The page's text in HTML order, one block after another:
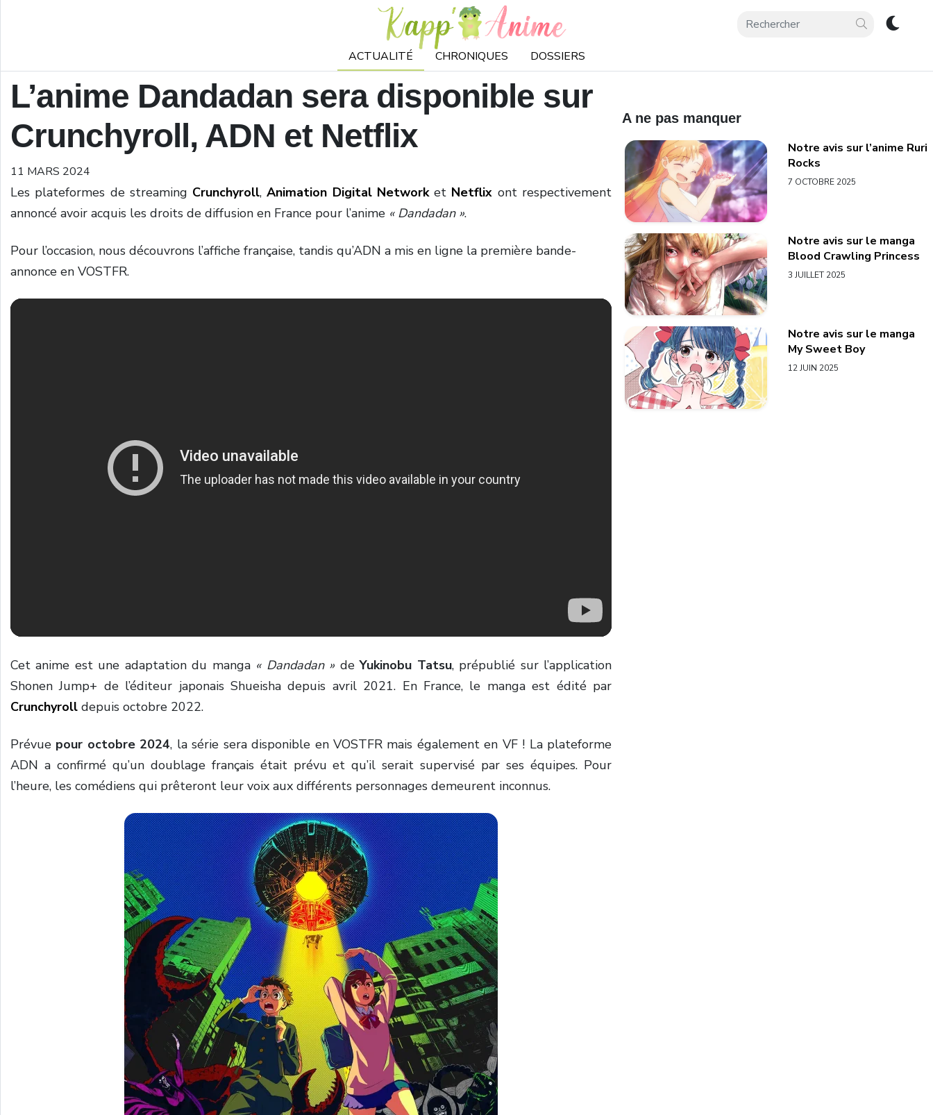
ACTUALITÉ CHRONIQUES DOSSIERS
L’anime Dandadan sera disponible sur
Crunchyroll, ADN et Netflix
11 MARS 2024
Les plateformes de streaming Crunchyroll,Animation Digital Networket Netflix ont respectivement
annoncé avoir acquis les droits de diffusion en France pour l’anime « Dandadan ».
Pour l’occasion, nous découvrons l’affiche française, tandis qu’ADN a mis en ligne la première bande-
annonce en VOSTFR.
Cet anime est une adaptation du manga « Dandadan » deYukinobu Tatsu, prépublié sur l’application
Shonen Jump+ de l’éditeur japonais Shueisha depuis avril 2021. En France, le manga est édité par
Crunchyroll depuis octobre 2022.
Prévue pour octobre 2024, la série sera disponible en VOSTFR mais également en VF ! La plateforme
ADN a confirmé qu’un doublage français était prévu et qu’il serait supervisé par ses équipes. Pour
l’heure, les comédiens qui prêteront leur voix aux différents personnages demeurent inconnus.
A ne pas manquer
Notre avis sur l’anime Ruri
Rocks
7 OCTOBRE 2025
Notre avis sur le manga
Blood Crawling Princess
3 JUILLET 2025
Notre avis sur le manga
My Sweet Boy
12 JUIN 2025